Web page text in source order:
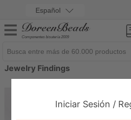
Español
Componentes bisutería 2009
Jewelry Findings
Iniciar Sesión /